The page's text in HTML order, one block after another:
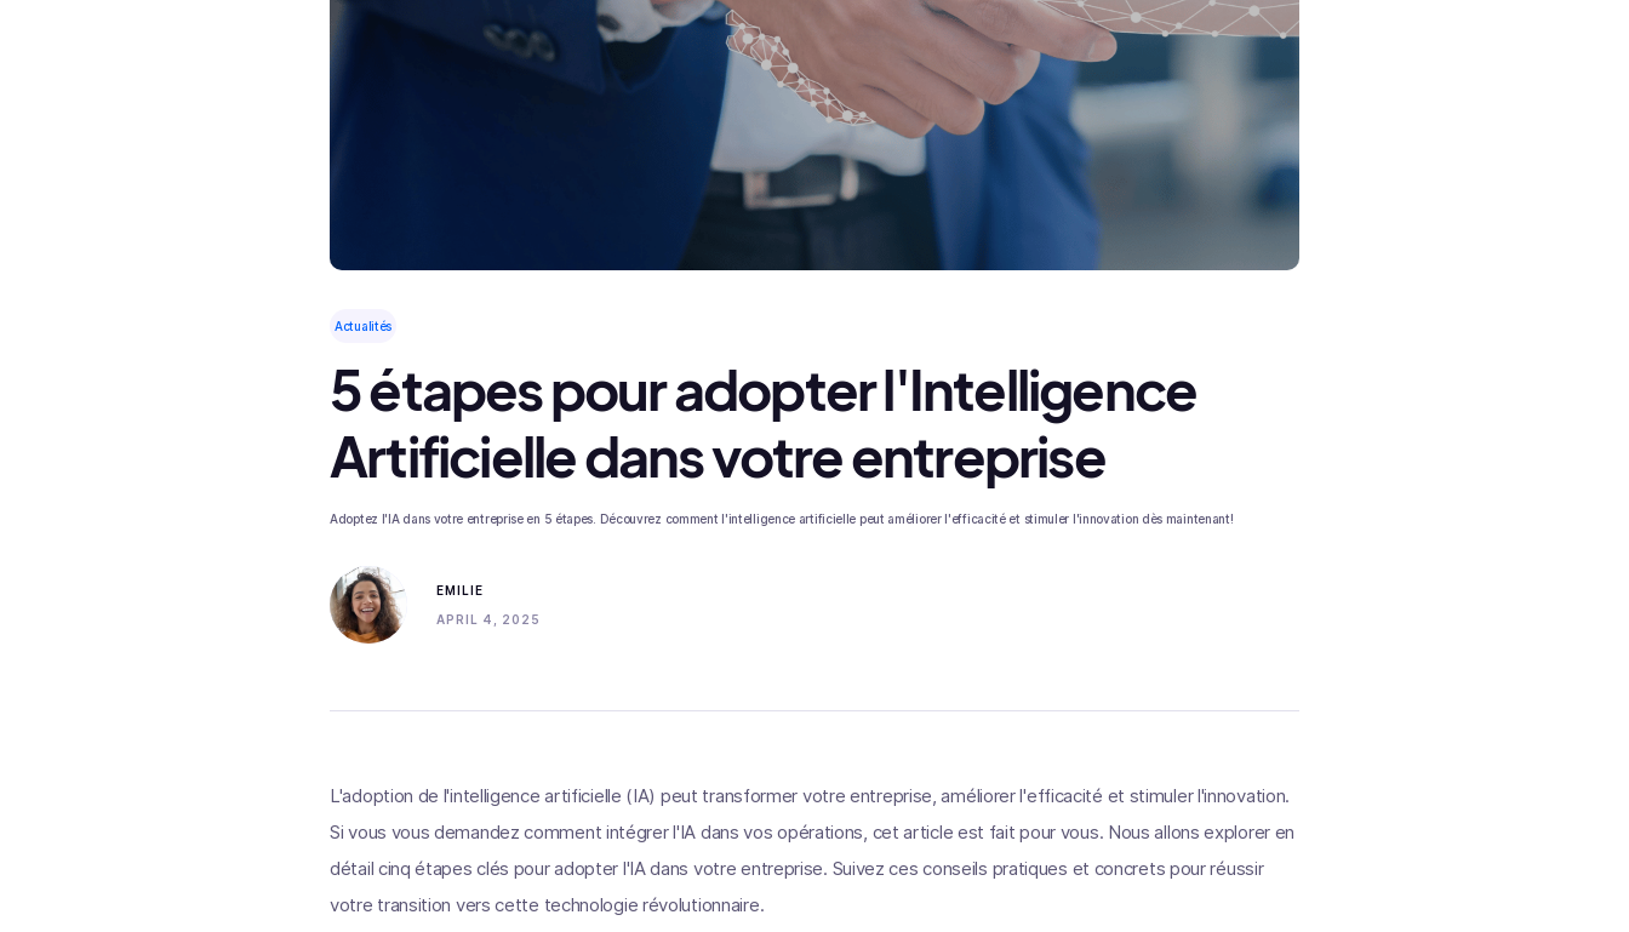
Actualités
5 étapes pour adopter l'Intelligence
Artificielle dans votre entreprise
Adoptez l'IA dans votre entreprise en 5 étapes. Découvrez comment l'intelligence artificielle peut améliorer l'efficacité et stimuler l'innovation dès maintenant!
EMILIE
APRIL 4, 2025
L'adoption de l'intelligence artificielle (IA) peut transformer votre entreprise, améliorer l'efficacité et stimuler l'innovation.
Si vous vous demandez comment intégrer l'IA dans vos opérations, cet article est fait pour vous. Nous allons explorer en
détail cinq étapes clés pour adopter l'IA dans votre entreprise. Suivez ces conseils pratiques et concrets pour réussir
votre transition vers cette technologie révolutionnaire.